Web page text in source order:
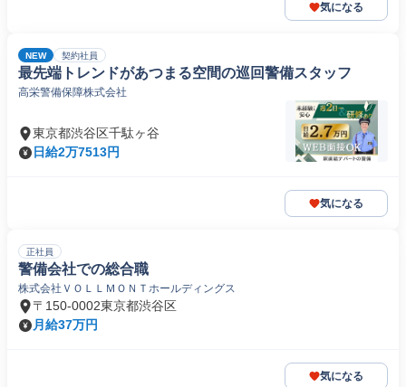
気になる
NEW 契約社員
最先端トレンドがあつまる空間の巡回警備スタッフ
高栄警備保障株式会社
東京都渋谷区千駄ヶ谷
日給2万7513円
気になる
正社員
警備会社での総合職
株式会社ＶＯＬＬＭＯＮＴホールディングス
〒150-0002東京都渋谷区
月給37万円
気になる